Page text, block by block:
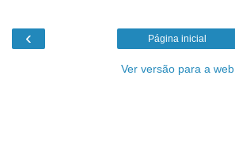
‹ Página inicial
Ver versão para a web